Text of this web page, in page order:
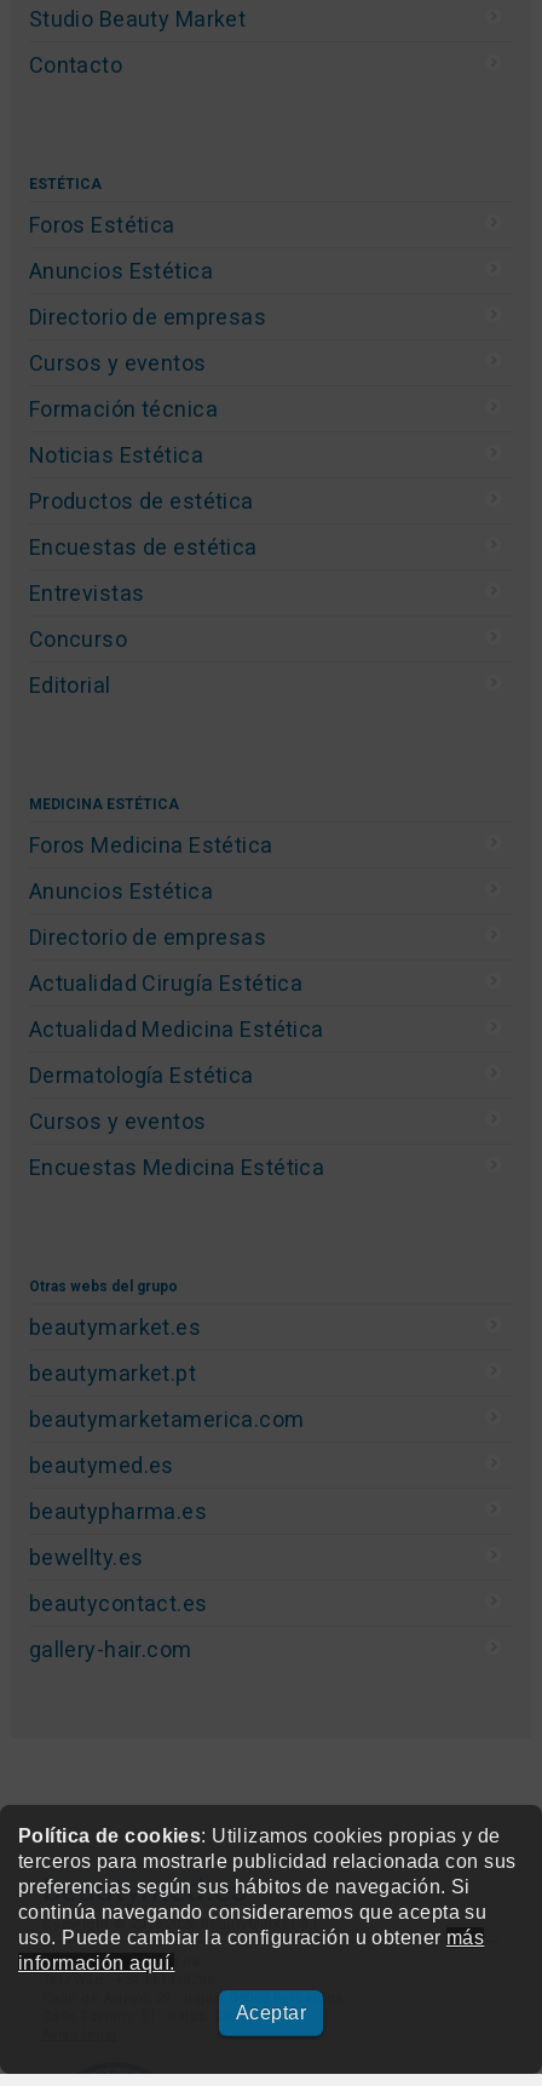
Política de cookies: Utilizamos cookies propias y de
terceros para mostrarle publicidad relacionada con sus
preferencias según sus hábitos de navegación. Si
continúa navegando consideraremos que acepta su
uso. Puede cambiar la configuración u obtener más
información aquí.
Aceptar
Studio Beauty Market
Contacto
ESTÉTICA
Foros Estética
Anuncios Estética
Directorio de empresas
Cursos y eventos
Formación técnica
Noticias Estética
Productos de estética
Encuestas de estética
Entrevistas
Concurso
Editorial
MEDICINA ESTÉTICA
Foros Medicina Estética
Anuncios Estética
Directorio de empresas
Actualidad Cirugía Estética
Actualidad Medicina Estética
Dermatología Estética
Cursos y eventos
Encuestas Medicina Estética
Otras webs del grupo
beautymarket.es
beautymarket.pt
beautymarketamerica.com
beautymed.es
beautypharma.es
bewellty.es
beautycontact.es
gallery-hair.com
beautymed.es
Copyright © 2015-2026 BeautyMarket S.L.
info@beautymarket.es
Calle de Avinyó, 29 - bajos. 08002 Barcelona
Calle Fortuny, 51 - bajos. 28010 Madrid